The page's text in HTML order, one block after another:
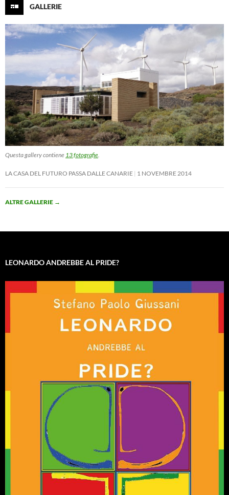
GALLERIE
Questa gallery contiene 13 fotografie.
LA CASA DEL FUTURO PASSA DALLE CANARIE 1 NOVEMBRE 2014
ALTRE GALLERIE →
LEONARDO ANDREBBE AL PRIDE?